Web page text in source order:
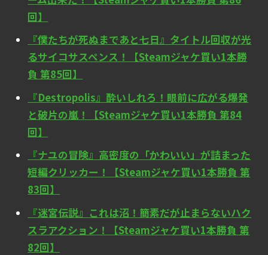
回】
『僕たちが死ぬまであと七日』タイトル回収が光
るサイコサスペンス！【Steamジャケ買い1本勝
負 第85回】
『Destropolis』酔いしれろ！眼前に広がる爆発
と破片の嵐！【Steamジャケ買い1本勝負 第84
回】
『ナユの冒険』高密度の「かわいい」が詰まった
短編クリッカー！【Steamジャケ買い1本勝負 第
83回】
『迷宮伝説』これは沼！簡素だが止まらないハク
スラアクション！【Steamジャケ買い1本勝負 第
82回】